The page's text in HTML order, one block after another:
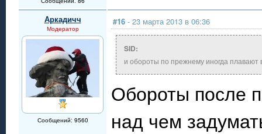
Аркадичч
Модератор
Сообщений: 9560
#16 - 23 марта 2013 в 06:36
SID:
и обороты по прежнему иногда
Обороты после
над чем